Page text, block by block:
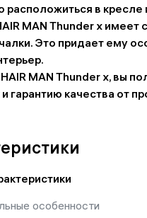
химия
расположиться в кресле
MAN Thunder x
Это придает ему
MAN Thunder x, вы
гарантию качества от
особенности